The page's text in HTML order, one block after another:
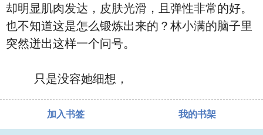
却明显肌肉发达，皮肤光滑，且弹性非常的好。
也不知道这是怎么锻炼出来的？林小满的脑子里
突然迸出这样一个问号。
只是没容她细想，
加入书签 我的书架